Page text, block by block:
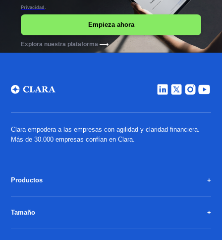
Privacidad.
Explora nuestra plataforma
Clara empodera a las empresas con agilidad y claridad financiera.
Más de 30.000 empresas confían en Clara.
Productos
Tamaño